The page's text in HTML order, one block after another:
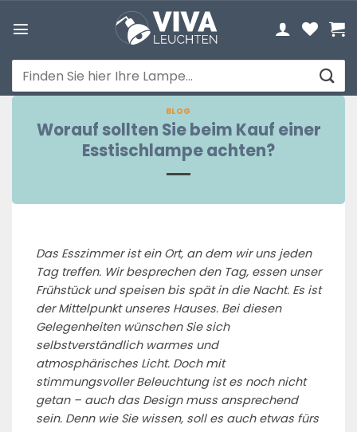
Inhalt
Suchen
nach:
BLOG
Worauf sollten Sie beim Kauf einer
Esstischlampe achten?
Das Esszimmer ist ein Ort, an dem wir uns jeden
Tag treffen. Wir besprechen den Tag, essen unser
Frühstück und speisen bis spät in die Nacht. Es ist
der Mittelpunkt unseres Hauses. Bei diesen
Gelegenheiten wünschen Sie sich
selbstverständlich warmes und
atmosphärisches Licht. Doch mit
stimmungsvoller Beleuchtung ist es noch nicht
getan – auch das Design muss ansprechend
sein. Denn wie Sie wissen, soll es auch etwas fürs